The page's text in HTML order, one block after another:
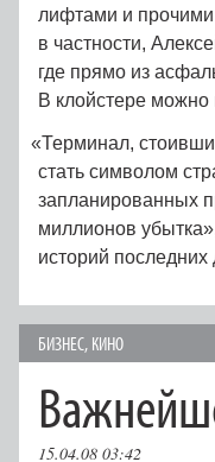
лифтами и прочими
в частности,
где прямо из
В клойстере можно
«Терминал,
стать символом
запланированных
миллионов
историй
БИЗНЕС, КИНО
15.04.08 03:42